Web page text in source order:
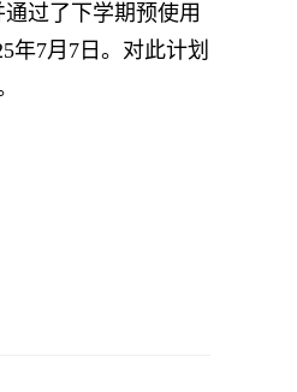
过了下学期预使用
年7月7日。对此计划